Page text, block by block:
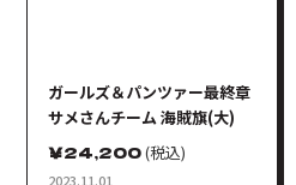
ガールズ＆パンツァー最終章
サメさんチーム 海賊旗(大)
￥24,200(税込)
2023.11.01